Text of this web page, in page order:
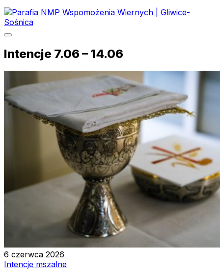
Intencje 7.06 – 14.06
6 czerwca 2026
Intencje mszalne